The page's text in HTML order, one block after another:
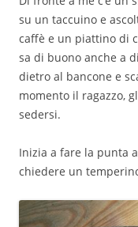
su un taccuino e
caffè e un piattino di
sa di buono anche a
dietro al bancone e
momento il ragazzo,
sedersi.
Inizia a fare la punta
chiedere un